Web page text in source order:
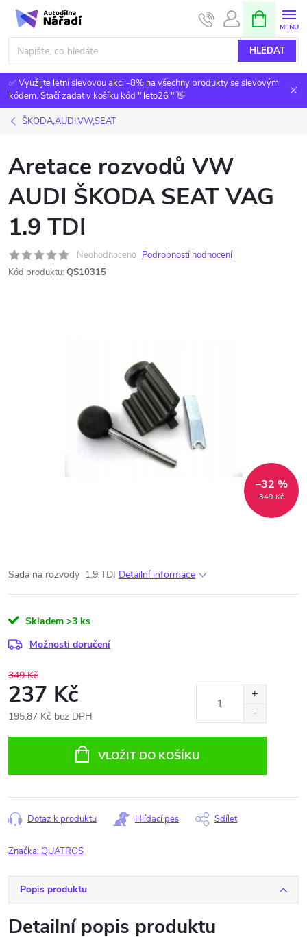
Přejít
obsah
HLEDAT
NÁKUPNÍ
KOŠÍK
✅ Využijte letní slevovou akci -8% na všechny produkty se slevovým
kódem. Stačí zadat v košíku kód " leto26 " 👋
ŠKODA,AUDI,VW,SEAT
Aretace rozvodů VW
AUDI ŠKODA SEAT VAG
1.9 TDI
Neohodnoceno Podrobnosti hodnocení
Kód produktu: QS10315
349 Kč
–32 %
Sada na rozvody 1.9 TDI Detailní informace
Skladem >3 ks
Možnosti doručení
349 Kč
237 Kč
195,87 Kč bez DPH
VLOŽIT DO KOŠÍKU
Dotaz k produktu Hlídací pes Sdílet
Značka:QUATROS
Popis produktu
Detailní popis produktu